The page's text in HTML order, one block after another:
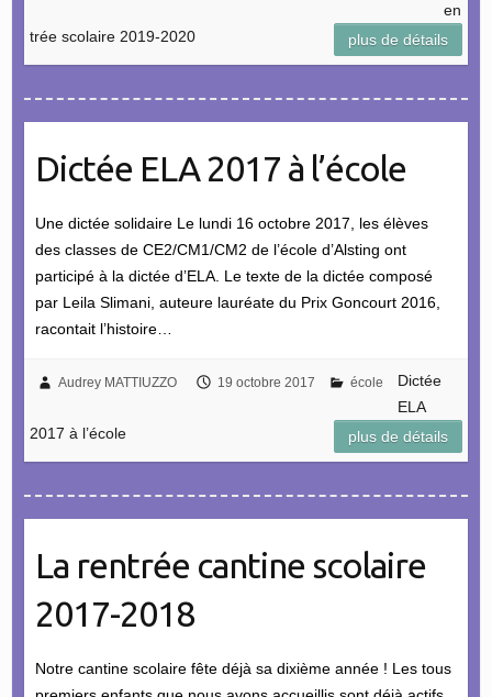
en
trée scolaire 2019-2020
plus de détails
Dictée ELA 2017 à l’école
Une dictée solidaire Le lundi 16 octobre 2017, les élèves
des classes de CE2/CM1/CM2 de l’école d’Alsting ont
participé à la dictée d’ELA. Le texte de la dictée composé
par Leila Slimani, auteure lauréate du Prix Goncourt 2016,
racontait l’histoire…
Audrey MATTIUZZO 19 octobre 2017 école
Dictée
ELA
2017 à l’école
plus de détails
La rentrée cantine scolaire
2017-2018
Notre cantine scolaire fête déjà sa dixième année ! Les tous